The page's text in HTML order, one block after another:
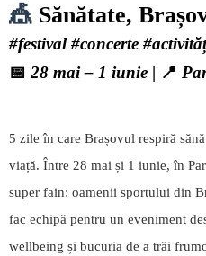
🎪 Sănătate,
#festival #concerte
📅 28 mai – 1 iunie | 📍
5 zile în care Brașovul respiră
viață. Între 28 mai și 1 iunie, în
super fain: oamenii sportului din
fac echipă pentru un eveniment
wellbeing și bucuria de a trăi